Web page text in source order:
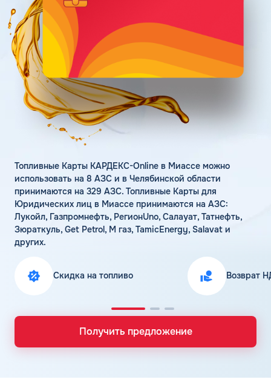
Статьи
Цена бензина и ДТ
Личный кабинет
Карта АЗС
Получить консультацию
Топливные Карты КАРДЕКС-Online в Миассе можно
использовать на 8 АЗС и в Челябинской области
принимаются на 329 АЗС. Топливные Карты для
Юридических лиц в Миассе принимаются на АЗС:
Лукойл, Газпромнефть, РегионUno, Салауат, Татнефть,
Зюраткуль, Get Petrol, М газ, TamicEnergy, Salavat и
других.
Скидка на топливо Возврат
Получить предложение